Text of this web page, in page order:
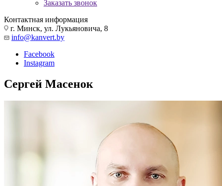
Заказать звонок
Контактная информация
г. Минск, ул. Лукьяновича, 8
info@kanvert.by
Facebook
Instagram
Сергей Масенок